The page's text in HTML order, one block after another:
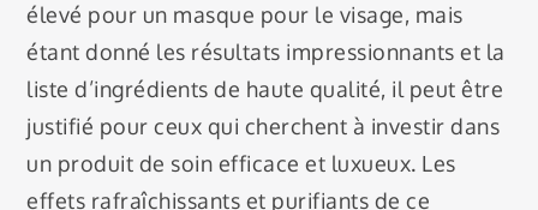
élevé pour un masque pour le visage, mais
étant donné les résultats impressionnants et la
liste d’ingrédients de haute qualité, il peut être
justifié pour ceux qui cherchent à investir dans
un produit de soin efficace et luxueux. Les
effets rafraîchissants et purifiants de ce